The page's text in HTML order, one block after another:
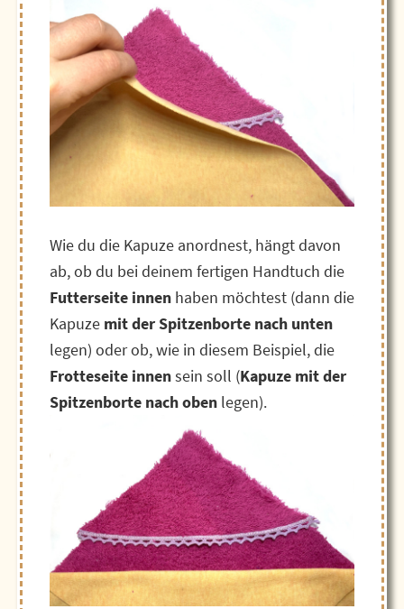
Wie du die Kapuze anordnest, hängt davon
ab, ob du bei deinem fertigen Handtuch die
Futterseite innenhaben möchtest (dann die
Kapuze mit der Spitzenborte nach unten
legen) oder ob, wie in diesem Beispiel, die
Frotteseite innensein soll (Kapuze mit der
Spitzenborte nach obenlegen).